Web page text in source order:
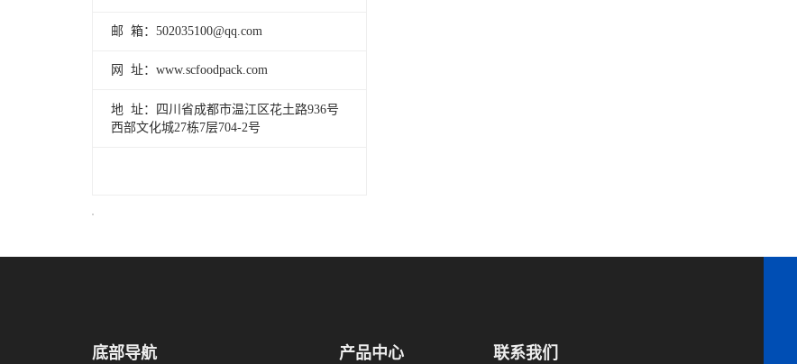
邮 箱：502035100@qq.com
网 址：www.scfoodpack.com
地 址：四川省成都市温江区花土路936号
西部文化城27栋7层704-2号
底部导航 产品中心 联系我们